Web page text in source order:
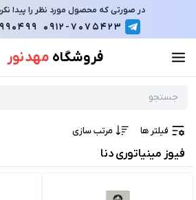
در صورتی که محصول مورد نظر را پیدا
0912-7075423
فروشگاه مهد نور
فیلتر ها مرتب سازی
فیوز مینیاتوری دنا